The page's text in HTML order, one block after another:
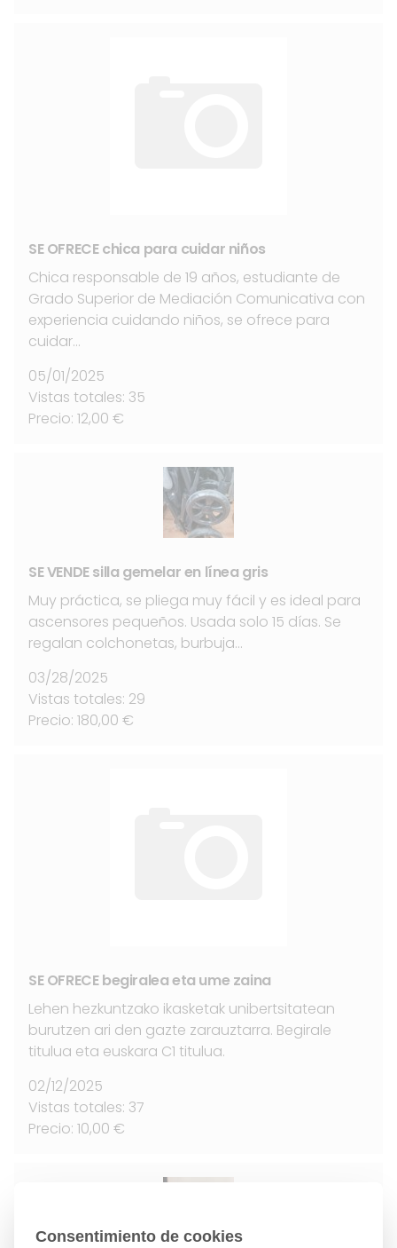
SE OFRECE chica para cuidar niños
Chica responsable de 19 años, estudiante de
Grado Superior de Mediación Comunicativa con
experiencia cuidando niños, se ofrece para
cuidar…
05/01/2025
Vistas totales: 35
Precio: 12,00 €
SE VENDE silla gemelar en línea gris
Muy práctica, se pliega muy fácil y es ideal para
ascensores pequeños. Usada solo 15 días. Se
regalan colchonetas, burbuja…
03/28/2025
Vistas totales: 29
Precio: 180,00 €
SE OFRECE begiralea eta ume zaina
Lehen hezkuntzako ikasketak unibertsitatean
burutzen ari den gazte zarauztarra. Begirale
titulua eta euskara C1 titulua.
02/12/2025
Vistas totales: 37
Precio: 10,00 €